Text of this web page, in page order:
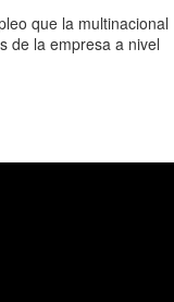
que la multinacional
de la empresa a nivel